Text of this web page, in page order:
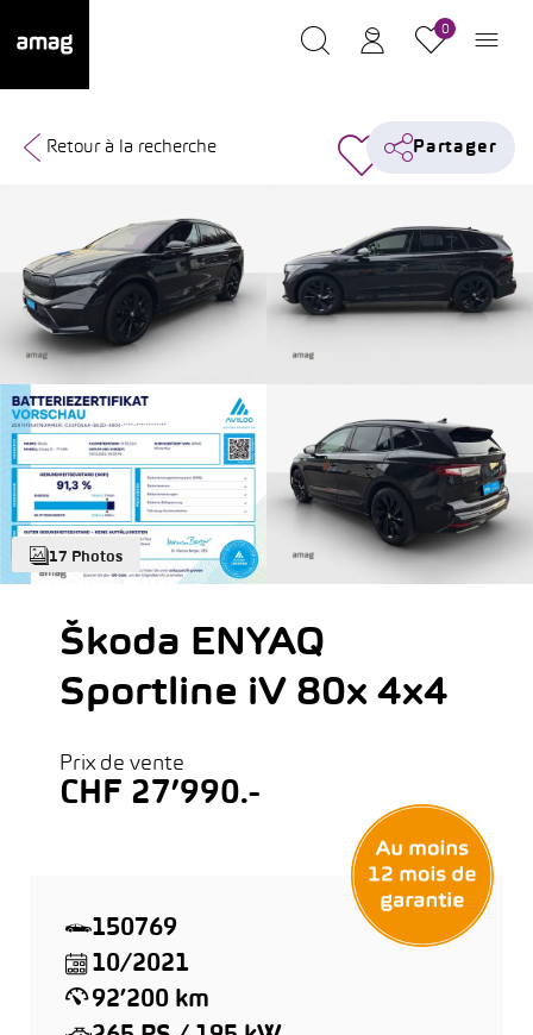
0
17 Photos
Retour à la recherche Partager
Škoda ENYAQ
Sportline iV 80x 4x4
Prix de vente
CHF 27’990.-
150769
10/2021
92’200 km